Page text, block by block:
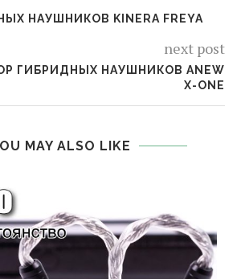
НАУШНИКОВ KINERA FREYA
next post
ГИБРИДНЫХ НАУШНИКОВ ANEW
X-ONE
MAY ALSO LIKE